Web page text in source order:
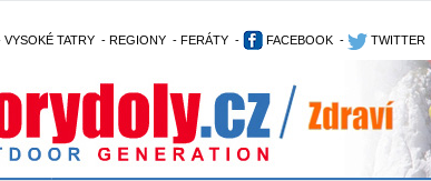
VYSOKÉ TATRY - REGIONY - FERÁTY - FACEBOOK - TWITTER